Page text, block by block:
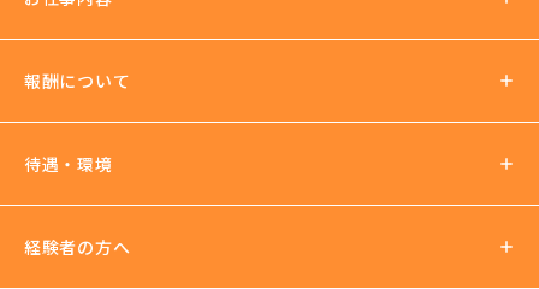
報酬について
報酬の仕組み
待遇・環境
待遇について
経験者の方へ